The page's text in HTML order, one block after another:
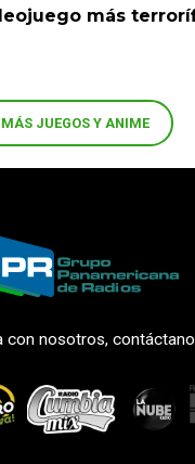
más
MÁS JUEGOS Y ANIME
con nosotros,